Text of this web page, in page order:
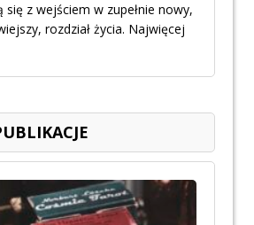
się z wejściem w zupełnie nowy,
rozdział życia. Najwięcej